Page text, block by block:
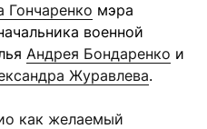
Гончаренко мэра
военной
Андрея Бондаренко и
Журавлева.
как желаемый